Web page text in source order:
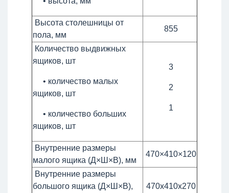
Высота столешницы от
пола, мм
855
Количество выдвижных
ящиков, шт
• количество малых
ящиков, шт
• количество больших
ящиков, шт
3
2
1
Внутренние размеры
малого ящика (Д×Ш×В), мм
470×410×120
Внутренние размеры
большого ящика (Д×Ш×В),
470х410х270